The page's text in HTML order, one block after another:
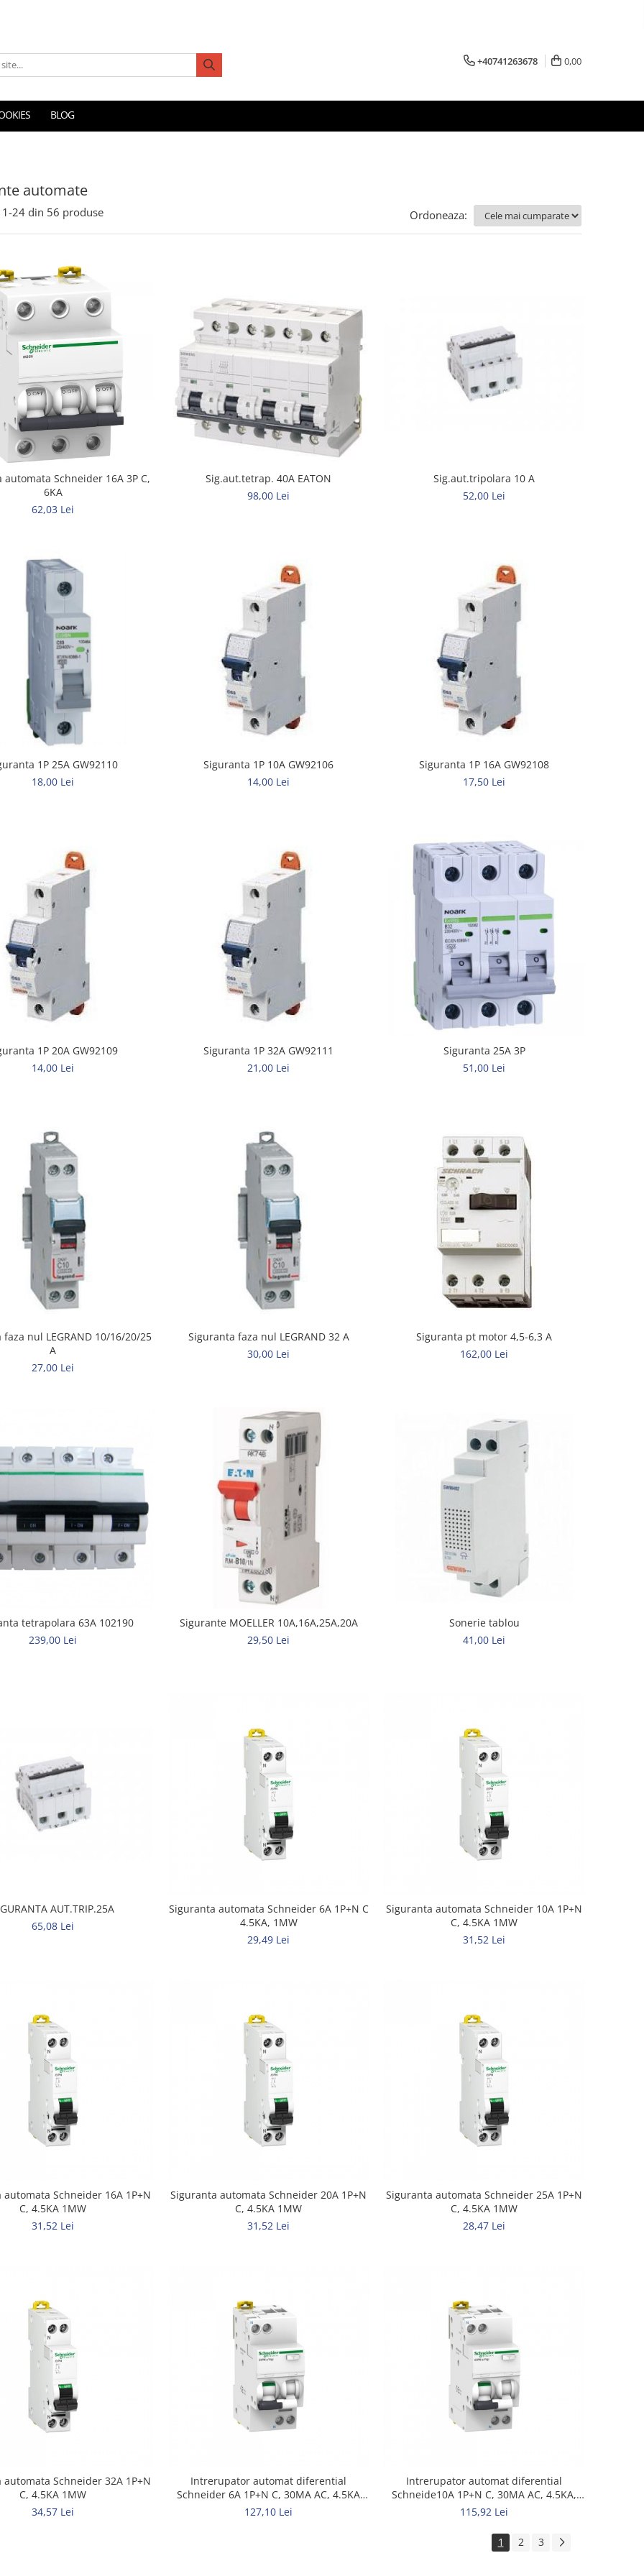
+40741263678 0,00
BLOG
automate
1-24 din 56 produse Ordoneaza:
automata Schneider 16A 3P C,
6KA
62,03 Lei
Sig.aut.tetrap. 40A EATON
98,00 Lei
Sig.aut.tripolara 10 A
52,00 Lei
Siguranta 1P 25A GW92110
18,00 Lei
Siguranta 1P 10A GW92106
14,00 Lei
Siguranta 1P 16A GW92108
17,50 Lei
1P 20A GW92109
14,00 Lei
Siguranta 1P 32A GW92111
21,00 Lei
Siguranta 25A 3P
51,00 Lei
nul LEGRAND 10/16/20/25
A
27,00 Lei
Siguranta faza nul LEGRAND 32 A
30,00 Lei
Siguranta pt motor 4,5-6,3 A
162,00 Lei
tetrapolara 63A 102190
239,00 Lei
Sigurante MOELLER 10A,16A,25A,20A
29,50 Lei
Sonerie tablou
41,00 Lei
AUT.TRIP.25A
65,08 Lei
Siguranta automata Schneider 6A 1P+N C
4.5KA, 1MW
29,49 Lei
Siguranta automata Schneider 10A 1P+N
C, 4.5KA 1MW
31,52 Lei
automata Schneider 16A 1P+N
C, 4.5KA 1MW
31,52 Lei
Siguranta automata Schneider 20A 1P+N
C, 4.5KA 1MW
31,52 Lei
Siguranta automata Schneider 25A 1P+N
C, 4.5KA 1MW
28,47 Lei
automata Schneider 32A 1P+N
C, 4.5KA 1MW
34,57 Lei
Intrerupator automat diferential
Schneider 6A 1P+N C, 30MA AC, 4.5KA
1MW
127,10 Lei
Intrerupator automat diferential
Schneide10A 1P+N C, 30MA AC, 4.5KA,
2MW
115,92 Lei
1 2 3